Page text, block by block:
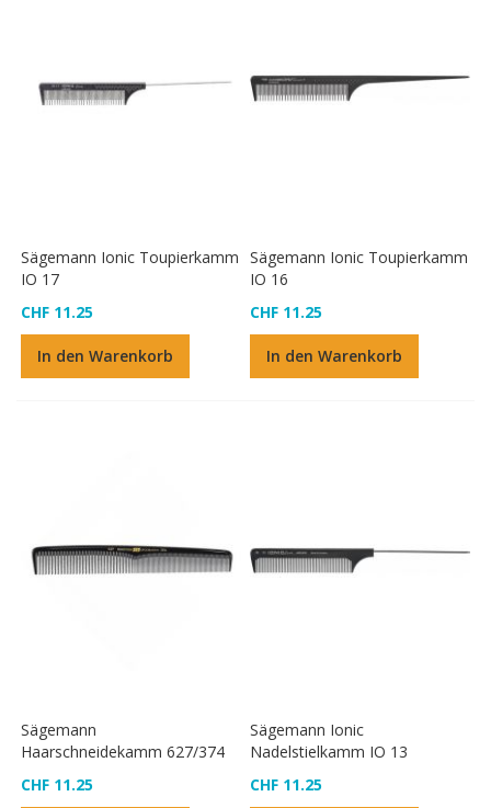
Sägemann Ionic Toupierkamm
IO 17
CHF 11.25
In den Warenkorb
Sägemann Ionic Toupierkamm
IO 16
CHF 11.25
In den Warenkorb
Sägemann
Haarschneidekamm 627/374
CHF 11.25
Sägemann Ionic
Nadelstielkamm IO 13
CHF 11.25